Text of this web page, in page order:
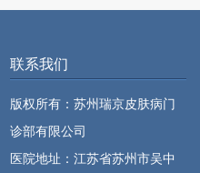
联系我们
版权所有：苏州瑞京皮肤病门
诊部有限公司
医院地址：江苏省苏州市吴中